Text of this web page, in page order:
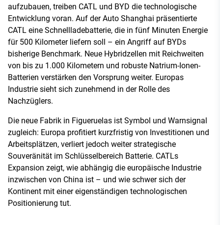
aufzubauen, treiben CATL und BYD die technologische
Entwicklung voran. Auf der Auto Shanghai präsentierte
CATL eine Schnellladebatterie, die in fünf Minuten Energie
für 500 Kilometer liefern soll – ein Angriff auf BYDs
bisherige Benchmark. Neue Hybridzellen mit Reichweiten
von bis zu 1.000 Kilometern und robuste Natrium-Ionen-
Batterien verstärken den Vorsprung weiter. Europas
Industrie sieht sich zunehmend in der Rolle des
Nachzüglers.
Die neue Fabrik in Figueruelas ist Symbol und Warnsignal
zugleich: Europa profitiert kurzfristig von Investitionen und
Arbeitsplätzen, verliert jedoch weiter strategische
Souveränität im Schlüsselbereich Batterie. CATLs
Expansion zeigt, wie abhängig die europäische Industrie
inzwischen von China ist – und wie schwer sich der
Kontinent mit einer eigenständigen technologischen
Positionierung tut.